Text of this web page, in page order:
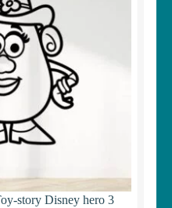
story Disney hero 3